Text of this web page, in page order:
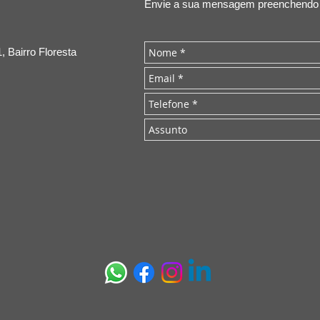
Bairro Floresta
Envie a sua mensagem